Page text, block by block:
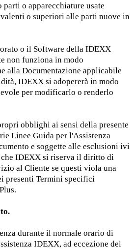
parti o apparecchiature usate
o superiori alle parti nuove in
o il Software della IDEXX
non funziona in modo
alla Documentazione applicabile
IDEXX si adopererà in modo
per modificarlo o renderlo
obblighi ai sensi della presente
Linee Guida per l'Assistenza
e soggette alle esclusioni ivi
IDEXX si riserva il diritto di
al Cliente se questi viola una
presenti Termini specifici
durante il normale orario di
IDEXX, ad eccezione dei